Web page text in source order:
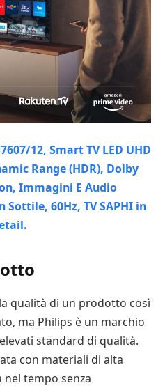
qualità di un prodotto così
ma Philips è un marchio
standard di qualità.
con materiali di alta
tempo senza